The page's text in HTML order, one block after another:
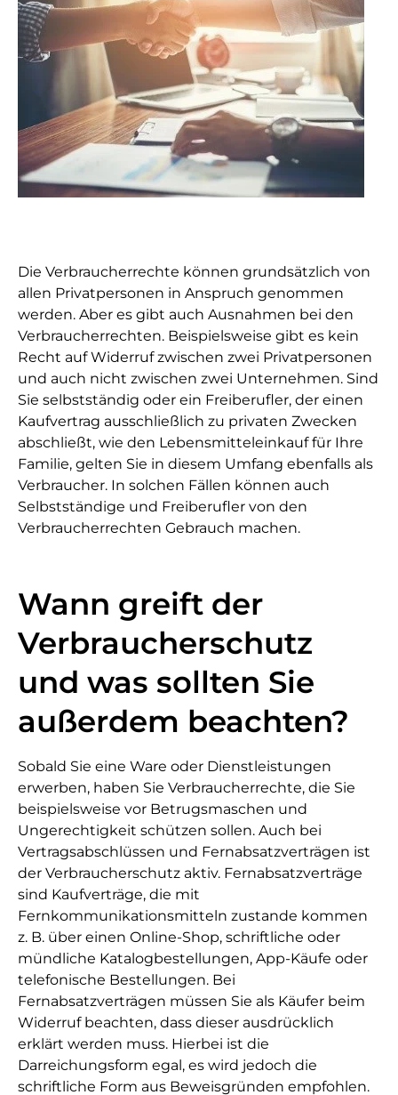
Die Verbraucherrechte können grundsätzlich von
allen Privatpersonen in Anspruch genommen
werden. Aber es gibt auch Ausnahmen bei den
Verbraucherrechten. Beispielsweise gibt es kein
Recht auf Widerruf zwischen zwei Privatpersonen
und auch nicht zwischen zwei Unternehmen. Sind
Sie selbstständig oder ein Freiberufler, der einen
Kaufvertrag ausschließlich zu privaten Zwecken
abschließt, wie den Lebensmitteleinkauf für Ihre
Familie, gelten Sie in diesem Umfang ebenfalls als
Verbraucher. In solchen Fällen können auch
Selbstständige und Freiberufler von den
Verbraucherrechten Gebrauch machen.
Wann greift der
Verbraucherschutz
und was sollten Sie
außerdem beachten?
Sobald Sie eine Ware oder Dienstleistungen
erwerben, haben Sie Verbraucherrechte, die Sie
beispielsweise vor Betrugsmaschen und
Ungerechtigkeit schützen sollen. Auch bei
Vertragsabschlüssen und Fernabsatzverträgen ist
der Verbraucherschutz aktiv. Fernabsatzverträge
sind Kaufverträge, die mit
Fernkommunikationsmitteln zustande kommen
z. B. über einen Online-Shop, schriftliche oder
mündliche Katalogbestellungen, App-Käufe oder
telefonische Bestellungen. Bei
Fernabsatzverträgen müssen Sie als Käufer beim
Widerruf beachten, dass dieser ausdrücklich
erklärt werden muss. Hierbei ist die
Darreichungsform egal, es wird jedoch die
schriftliche Form aus Beweisgründen empfohlen.